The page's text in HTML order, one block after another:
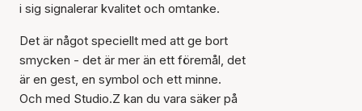
i sig signalerar kvalitet och omtanke.
Det är något speciellt med att ge bort
smycken - det är mer än ett föremål, det
är en gest, en symbol och ett minne.
Och med Studio.Z kan du vara säker på